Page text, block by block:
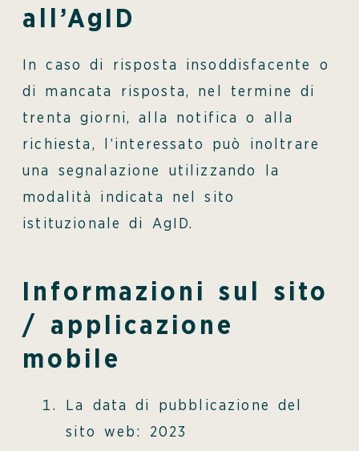
all’AgID
In caso di risposta insoddisfacente o
di mancata risposta, nel termine di
trenta giorni, alla notifica o alla
richiesta, l’interessato può inoltrare
una segnalazione utilizzando la
modalità indicata nel sito
istituzionale di AgID.
Informazioni sul sito
/ applicazione
mobile
La data di pubblicazione del
sito web: 2023